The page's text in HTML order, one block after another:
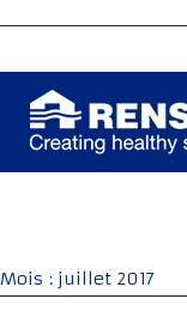
Mois : juillet 2017